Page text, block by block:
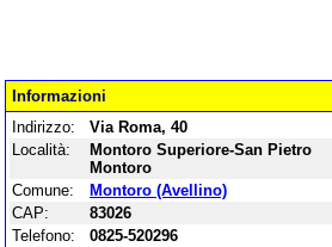
Informazioni
Indirizzo:
Via Roma, 40
Località:
Montoro Superiore-San Pietro
Montoro
Comune:
Montoro (Avellino)
CAP:
83026
Telefono:
0825-520296